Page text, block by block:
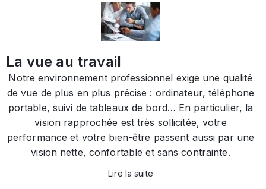
La vue au travail
Notre environnement professionnel exige une qualité
de vue de plus en plus précise : ordinateur, téléphone
portable, suivi de tableaux de bord… En particulier, la
vision rapprochée est très sollicitée, votre
performance et votre bien-être passent aussi par une
vision nette, confortable et sans contrainte.
Lire la suite